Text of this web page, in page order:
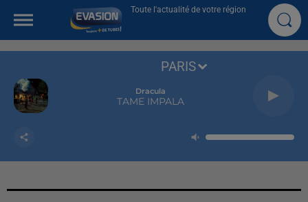
Toute l'actualité de votre région
Dracula
TAME IMPALA
PARIS